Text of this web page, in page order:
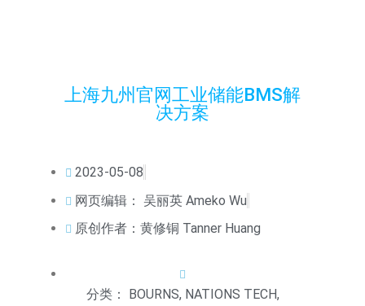
上海九州官网工业储能BMS解
决方案
2023-05-08
网页编辑： 吴丽英 Ameko Wu
原创作者：黄修铜 Tanner Huang
分类： BOURNS, NATIONS TECH,